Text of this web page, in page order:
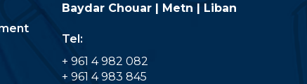
Baydar Chouar | Metn | Liban
Tel:
+ 961 4 982 082
+ 961 4 983 845